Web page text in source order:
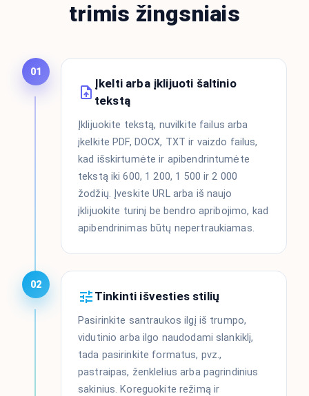
trimis žingsniais
01
Įkelti arba įklijuoti šaltinio
tekstą
Įklijuokite tekstą, nuvilkite failus arba
įkelkite PDF, DOCX, TXT ir vaizdo failus,
kad išskirtumėte ir apibendrintumėte
tekstą iki 600, 1 200, 1 500 ir 2 000
žodžių. Įveskite URL arba iš naujo
įklijuokite turinį be bendro apribojimo, kad
apibendrinimas būtų nepertraukiamas.
02
Tinkinti išvesties stilių
Pasirinkite santraukos ilgį iš trumpo,
vidutinio arba ilgo naudodami slankiklį,
tada pasirinkite formatus, pvz.,
pastraipas, ženklelius arba pagrindinius
sakinius. Koreguokite režimą ir